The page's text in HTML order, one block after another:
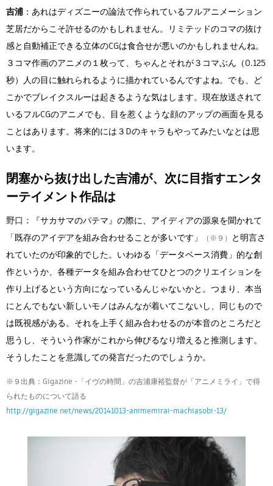
吉浦 ：あれはディズニーの論法で作られているフルアニメーション
芝居だからこそ許せるのかもしれません。リミテッドのコマの抜け
感と自動補正できる立体のCGは食合せが悪いのかもしれませんね。
３コマ作画のアニメの１枚って、ちゃんとそれが３コマぶん（0.125
秒）人の目に触れられるように描かれているんですよね。でも、ど
こかでブレイクスルーは起きるような気はします。現在放送されて
いるフルCGのアニメでも、目を惹くような顔のアップの画面を見る
ことはあります。将来的には３Dのキャラもやってみたいなとは思
います。
閉塞から抜け出した吉浦が、次に目指すエンタ
ーテイメント作品は
野口：
『サカサマのパテマ』の際に、アイディアの源泉を聞かれて
「既存のアイデアを組み合わせることが多いです」
（※９） と明言さ
れていたのが印象的でした。いわゆる「データベース消費」的な創
作というか、各種データを組み合わせてひとつのクリエイションを
作り上げるという方向になっているんじゃないかと。つまり、本当
にとんでもない新しいモノはみんなが着いてこないし、同じもので
は既視感がある。それを上手く組み合わせるのが本音のところだと
思うし、そういう作家がこれから伸びるなり増えると推測します。
そうしたことを意識しての発言だったのでしょうか。
※９出典：Gigazine -「イヴの時間」の吉浦康裕監督が「アニメミライ」で得
られたものについて語る
http://gigazine.net/news/20141013-animemirai-machiasobi-13/